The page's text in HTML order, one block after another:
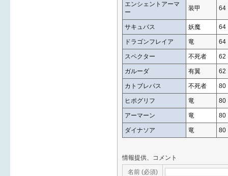
エンシェントアーマ
ー
装甲 64
サキュバス 妖魔 64
ドラゴンフレイア 竜 64
スペクター 不死者 62
ガルーダ 有翼 62
カトブレパス 不死者 80
ヒポグリフ 竜 80
アーマーン 竜 80
ダイナソア 竜 80
情報提供、コメント
名前 (必須)